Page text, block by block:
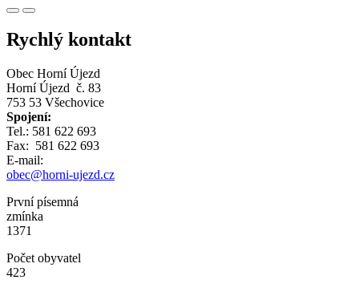
Rychlý kontakt
Obec Horní Újezd
Horní Újezd č. 83
753 53 Všechovice
Spojení:
Tel.: 581 622 693
Fax: 581 622 693
E-mail:
obec@horni-ujezd.cz
První písemná
zmínka
1371
Počet obyvatel
423